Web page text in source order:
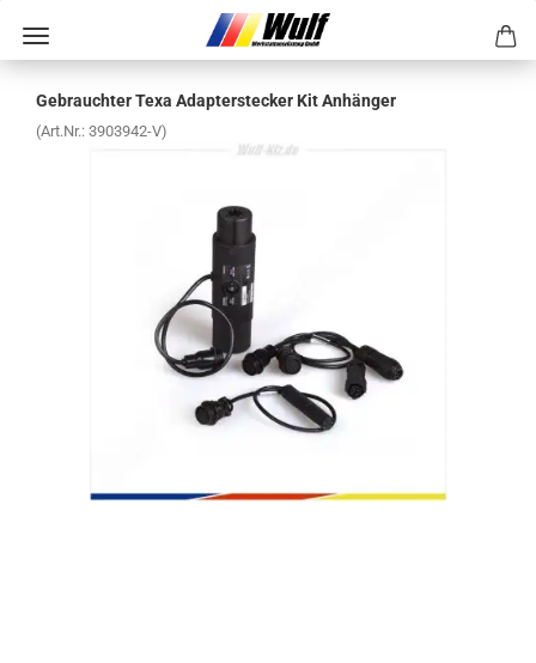
Ge­brauch­ter Texa Ad­ap­ter­ste­cker Kit An­hän­ger
(Art.Nr.: 3903942-​V)